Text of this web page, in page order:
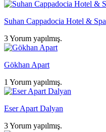
Suhan Cappadocia Hotel & Spa
3 Yorum yapılmış.
Gökhan Apart
1 Yorum yapılmış.
Eser Apart Dalyan
3 Yorum yapılmış.